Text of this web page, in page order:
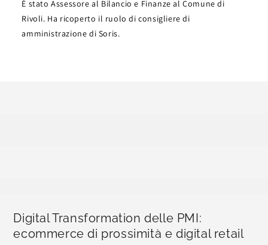
È stato Assessore al Bilancio e Finanze al Comune di
Rivoli. Ha ricoperto il ruolo di consigliere di
amministrazione di Soris.
Digital Transformation delle PMI:
ecommerce di prossimità e digital retail